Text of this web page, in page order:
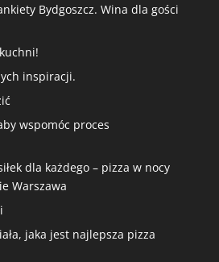
Bydgoszcz. Wina dla gości
inspiracji.
wspomóc proces
dla każdego – pizza w nocy
Warszawa
jaka jest najlepsza pizza